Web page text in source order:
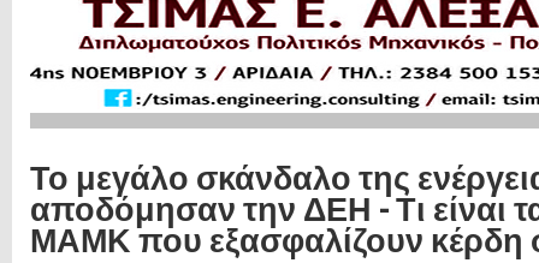
Το μεγάλο σκάνδαλο της
αποδόμησαν την ΔΕΗ - Τι είναι
ΜΑΜΚ που εξασφαλίζουν κέρδη